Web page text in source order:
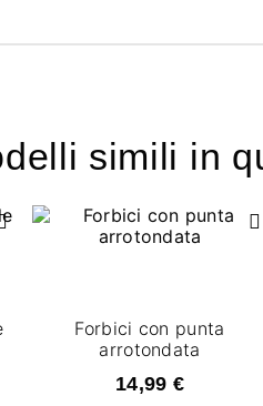
simili in
Forbici con punta
arrotondata
14,99 €